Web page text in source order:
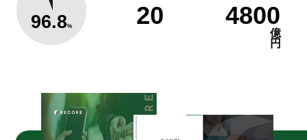
96.8% 20 4800
億
円